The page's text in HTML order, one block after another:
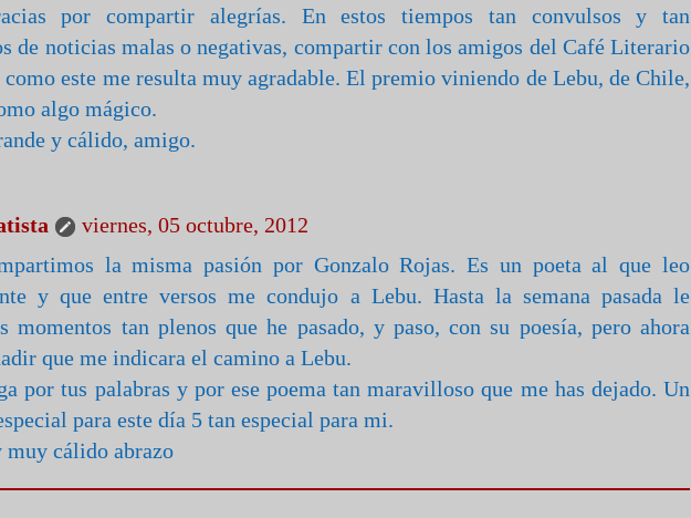
por compartir alegrías. En estos tiempos tan convulsos y tan
de noticias malas o negativas, compartir con los amigos del Café Literario
este me resulta muy agradable. El premio viniendo de Lebu, de Chile,
algo mágico.
y cálido, amigo.
viernes, 05 octubre, 2012
la misma pasión por Gonzalo Rojas. Es un poeta al que leo
y que entre versos me condujo a Lebu. Hasta la semana pasada le
momentos tan plenos que he pasado, y paso, con su poesía, pero ahora
que me indicara el camino a Lebu.
por tus palabras y por ese poema tan maravilloso que me has dejado. Un
para este día 5 tan especial para mi.
muy cálido abrazo